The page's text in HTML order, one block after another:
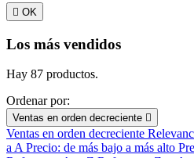
 OK
Los más vendidos
Hay 87 productos.
Ordenar por:
Ventas en orden decreciente 
Ventas en orden decreciente
a APrecio: de más bajo a más alto